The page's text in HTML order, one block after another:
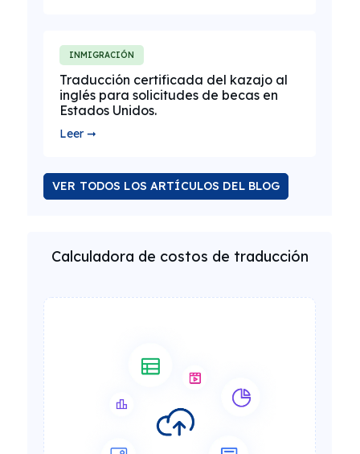
INMIGRACIÓN
Traducción certificada del kazajo al
inglés para solicitudes de becas en
Estados Unidos.
Leer ➞
VER TODOS LOS ARTÍCULOS DEL BLOG
Calculadora de costos de traducción